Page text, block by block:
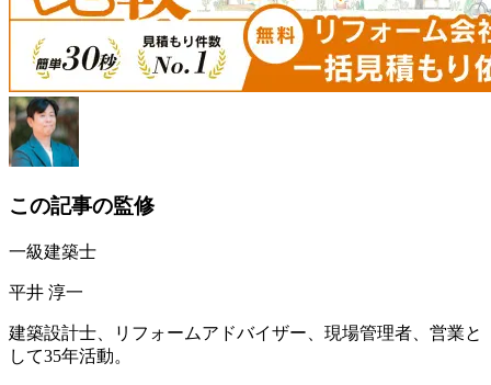
この記事の監修
一級建築士
平井 淳一
建築設計士、リフォームアドバイザー、現場管理者、営業と
して35年活動。